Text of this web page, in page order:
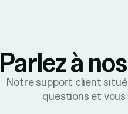
Parlez à
Notre support client
questions et